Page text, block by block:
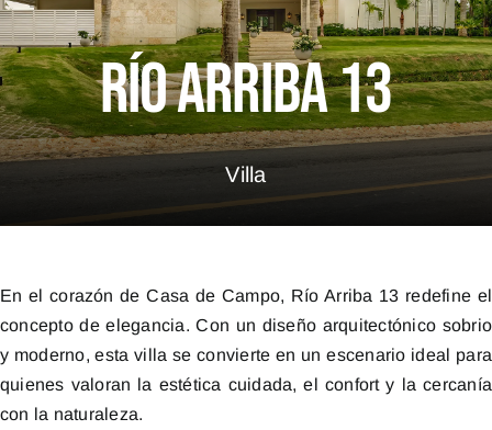
Río Arriba 13
Villa
En el corazón de Casa de Campo, Río Arriba 13 redefine el
concepto de elegancia. Con un diseño arquitectónico sobrio
y moderno, esta villa se convierte en un escenario ideal para
quienes valoran la estética cuidada, el confort y la cercanía
con la naturaleza.